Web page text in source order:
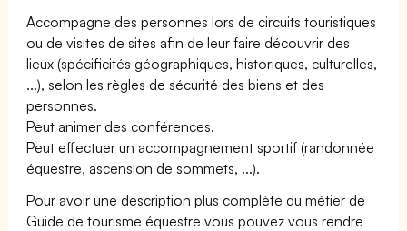
Accompagne des personnes lors de circuits touristiques
ou de visites de sites afin de leur faire découvrir des
lieux (spécificités géographiques, historiques, culturelles,
...), selon les règles de sécurité des biens et des
personnes.
Peut animer des conférences.
Peut effectuer un accompagnement sportif (randonnée
équestre, ascension de sommets, ...).
Pour avoir une description plus complète du métier de
Guide de tourisme équestre vous pouvez vous rendre